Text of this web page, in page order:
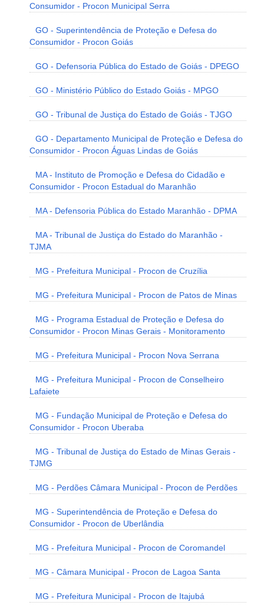
Consumidor - Procon Municipal Serra
GO - Superintendência de Proteção e Defesa do
Consumidor - Procon Goiás
GO - Defensoria Pública do Estado de Goiás - DPEGO
GO - Ministério Público do Estado Goiás - MPGO
GO - Tribunal de Justiça do Estado de Goiás - TJGO
GO - Departamento Municipal de Proteção e Defesa do
Consumidor - Procon Águas Lindas de Goiás
MA - Instituto de Promoção e Defesa do Cidadão e
Consumidor - Procon Estadual do Maranhão
MA - Defensoria Pública do Estado Maranhão - DPMA
MA - Tribunal de Justiça do Estado do Maranhão -
TJMA
MG - Prefeitura Municipal - Procon de Cruzília
MG - Prefeitura Municipal - Procon de Patos de Minas
MG - Programa Estadual de Proteção e Defesa do
Consumidor - Procon Minas Gerais - Monitoramento
MG - Prefeitura Municipal - Procon Nova Serrana
MG - Prefeitura Municipal - Procon de Conselheiro
Lafaiete
MG - Fundação Municipal de Proteção e Defesa do
Consumidor - Procon Uberaba
MG - Tribunal de Justiça do Estado de Minas Gerais -
TJMG
MG - Perdões Câmara Municipal - Procon de Perdões
MG - Superintendência de Proteção e Defesa do
Consumidor - Procon de Uberlândia
MG - Prefeitura Municipal - Procon de Coromandel
MG - Câmara Municipal - Procon de Lagoa Santa
MG - Prefeitura Municipal - Procon de Itajubá